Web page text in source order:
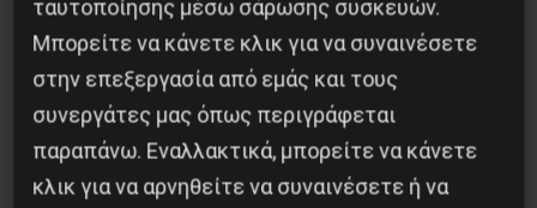
5 Αυγούστου 2026
ταυτοποίησης μέσω σάρωσης συσκευών.
Μπορείτε να κάνετε κλικ για να συναινέσετε
στην επεξεργασία από εμάς και τους
συνεργάτες μας όπως περιγράφεται
παραπάνω. Εναλλακτικά, μπορείτε να κάνετε
κλικ για να αρνηθείτε να συναινέσετε ή να